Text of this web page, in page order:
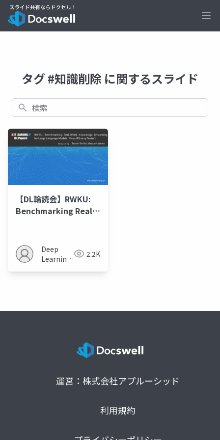
タグ #知識削除 に関するスライド
検索
【DL輪読会】RWKU:
Benchmarking Real-
Language Models
Deep
Learning
2.2K
運営：株式会社アプルーシッド
利用規約